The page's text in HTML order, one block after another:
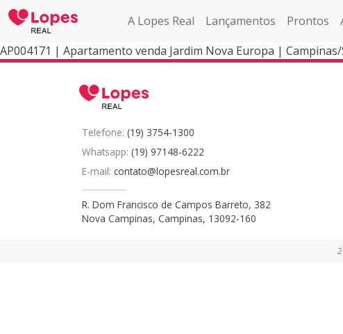
A Lopes Real Lançamentos Prontos
AP004171 | Apartamento venda Jardim Nova Europa |
Telefone: (19) 3754-1300
Whatsapp: (19) 97148-6222
E-mail: contato@lopesreal.com.br
R. Dom Francisco de Campos Barreto, 382
Nova Campinas, Campinas, 13092-160